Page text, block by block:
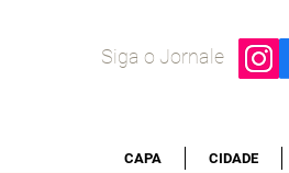
Siga o Jornale
CAPA CIDADE